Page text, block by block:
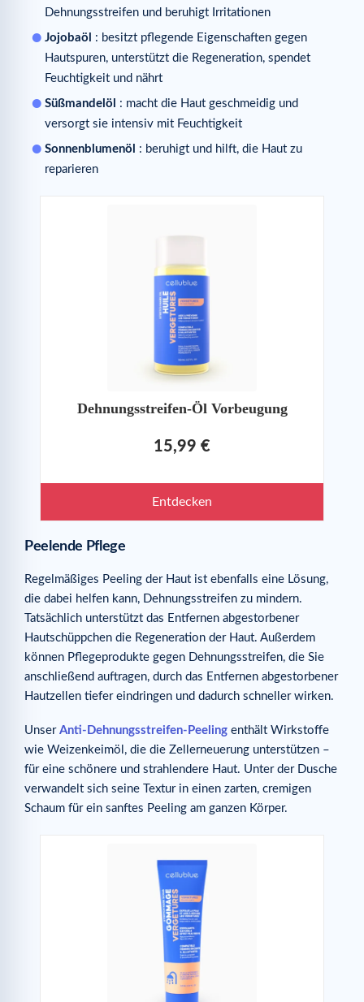
Dehnungsstreifen und beruhigt Irritationen
Jojobaöl
: besitzt pflegende Eigenschaften gegen
Hautspuren, unterstützt die Regeneration, spendet
Feuchtigkeit und nährt
Süßmandelöl
: macht die Haut geschmeidig und
versorgt sie intensiv mit Feuchtigkeit
Sonnenblumenöl
: beruhigt und hilft, die Haut zu
reparieren
Dehnungsstreifen-Öl Vorbeugung
15,99 €
Entdecken
Peelende Pflege
Regelmäßiges Peeling der Haut ist ebenfalls eine Lösung,
die dabei helfen kann, Dehnungsstreifen zu mindern.
Tatsächlich unterstützt das Entfernen abgestorbener
Hautschüppchen die Regeneration der Haut. Außerdem
können Pflegeprodukte gegen Dehnungsstreifen, die Sie
anschließend auftragen, durch das Entfernen abgestorbener
Hautzellen tiefer eindringen und dadurch schneller wirken.
Unser Anti-Dehnungsstreifen-Peeling enthält Wirkstoffe
wie Weizenkeimöl, die die Zellerneuerung unterstützen –
für eine schönere und strahlendere Haut. Unter der Dusche
verwandelt sich seine Textur in einen zarten, cremigen
Schaum für ein sanftes Peeling am ganzen Körper.